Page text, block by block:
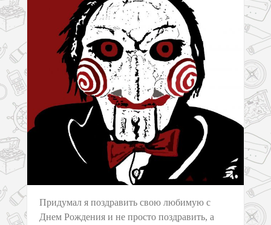
Придумал я поздравить свою любимую с
Днем Рождения и не просто поздравить, а